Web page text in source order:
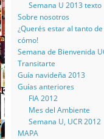
Semana U 2013 texto
Sobre nosotros
¿Querés estar al tanto
cómo!
Semana de Bienvenida
Transitarte
Guía navideña 2013
Guías anteriores
FIA 2012
Mes del Ambiente
Semana U, UCR 2012
MAPA